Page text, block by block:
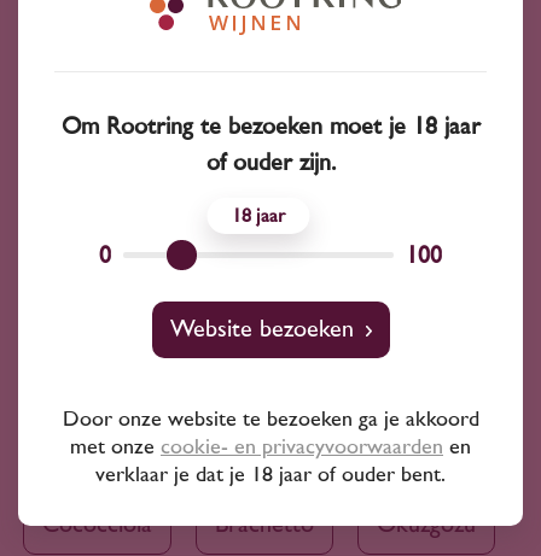
Antao Vaz Prosecco Roscetto
Cococciola Brachetto Öküzgözü
Om Rootring te bezoeken moet je 18 jaar
of ouder zijn.
0
18
100
Website bezoeken
Door onze website te bezoeken ga je akkoord
met onze cookie- en privacyvoorwaarden en
verklaar je dat je 18 jaar of ouder bent.